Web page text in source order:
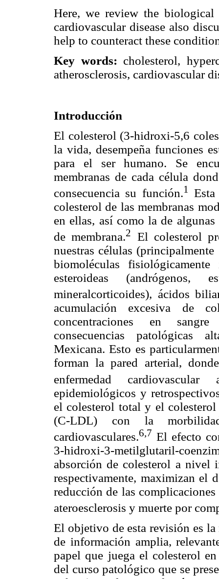
Here, we review the
cardiovascular disease also
help to counteract these
Key words: cholesterol,
atherosclerosis, cardiovascular
Introducción
El colesterol (3-hidroxi-5,6
la vida, desempeña funciones
para el ser humano. Se
membranas de cada célula
consecuencia su función.1
colesterol de las membranas
en ellas, así como la de
de membrana.2
El colesterol
nuestras células
biomoléculas
esteroideas (andrógenos,
mineralcorticoides), ácidos
acumulación excesiva de
concentraciones en
consecuencias patológicas
Mexicana. Esto es
forman la pared arterial,
enfermedad cardiovascular
epidemiológicos y
el colesterol total y el
(C-LDL) con la
cardiovasculares.6,7 El efecto
3-hidroxi-3-metilglutaril-
absorción de colesterol a nivel
respectivamente, maximizan el
reducción de las
ateroesclerosis y muerte por
El objetivo de esta revisión es
de información amplia,
papel que juega el colesterol
del curso patológico que se